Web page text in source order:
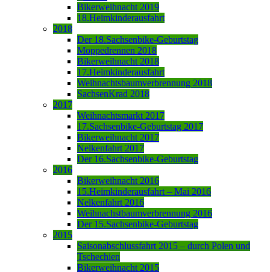
Bikerweihnacht 2019
18.Heimkinderausfahrt
2018
Der 18.Sachsenbike-Geburtstag
Moppedrennen 2018
Bikerweihnacht 2018
17.Heimkinderausfahrt
Weihnachtsbaumverbrennung 2018
SachsenKrad 2018
2017
Weihnachtsmarkt 2017
17.Sachsenbike-Geburtstag 2017
Bikerweihnacht 2017
Nelkenfahrt 2017
Der 16.Sachsenbike-Geburtstag
2016
Bikerweihnacht 2016
15.Heimkinderausfahrt – Mai 2016
Nelkenfahrt 2016
Weihnachstbaumverbrennung 2016
Der 15.Sachsenbike-Geburtstag
2015
Saisonabschlussfahrt 2015 – durch Polen und
Tschechien
Bikerweihnacht 2015